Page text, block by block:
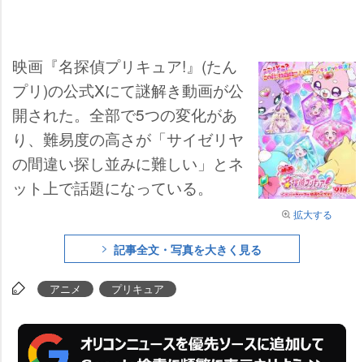
拡大する
映画『名探偵プリキュア!』(たん
プリ)の公式Xにて謎解き動画が公
開された。全部で5つの変化があ
り、難易度の高さが「サイゼリヤ
の間違い探し並みに難しい」とネ
ット上で話題になっている。
記事全文・写真を大きく見る
アニメ プリキュア